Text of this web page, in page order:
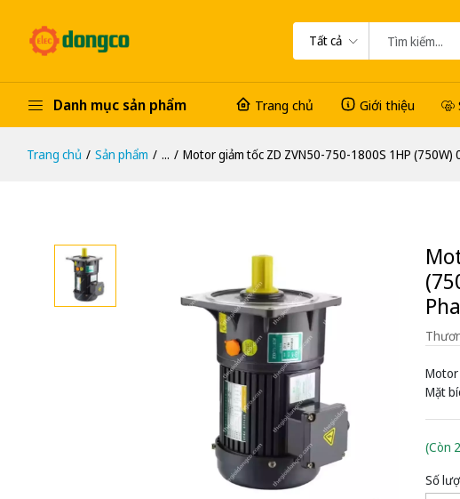
Tất cả
Danh mục sản phẩm Trang chủ Giới thiệu
Trang chủ Sản phẩm ... Motor giảm tốc ZD ZVN50-750-1800S 1HP
Motor
Mặt
(Còn
Số